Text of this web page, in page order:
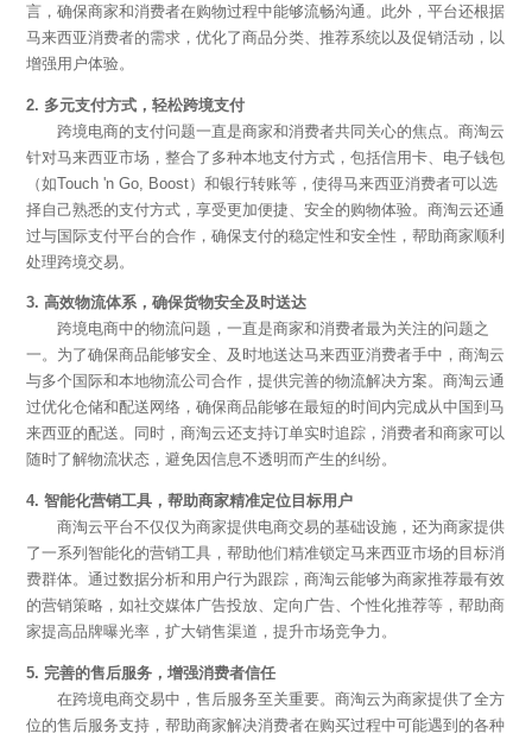
言，确保商家和消费者在购物过程中能够流畅沟通。此外，平台还根据
马来西亚消费者的需求，优化了商品分类、推荐系统以及促销活动，以
增强用户体验。
2. 多元支付方式，轻松跨境支付
跨境电商的支付问题一直是商家和消费者共同关心的焦点。商淘云
针对马来西亚市场，整合了多种本地支付方式，包括信用卡、电子钱包
（如Touch 'n Go, Boost）和银行转账等，使得马来西亚消费者可以选
择自己熟悉的支付方式，享受更加便捷、安全的购物体验。商淘云还通
过与国际支付平台的合作，确保支付的稳定性和安全性，帮助商家顺利
处理跨境交易。
3. 高效物流体系，确保货物安全及时送达
跨境电商中的物流问题，一直是商家和消费者最为关注的问题之
一。为了确保商品能够安全、及时地送达马来西亚消费者手中，商淘云
与多个国际和本地物流公司合作，提供完善的物流解决方案。商淘云通
过优化仓储和配送网络，确保商品能够在最短的时间内完成从中国到马
来西亚的配送。同时，商淘云还支持订单实时追踪，消费者和商家可以
随时了解物流状态，避免因信息不透明而产生的纠纷。
4. 智能化营销工具，帮助商家精准定位目标用户
商淘云平台不仅仅为商家提供电商交易的基础设施，还为商家提供
了一系列智能化的营销工具，帮助他们精准锁定马来西亚市场的目标消
费群体。通过数据分析和用户行为跟踪，商淘云能够为商家推荐最有效
的营销策略，如社交媒体广告投放、定向广告、个性化推荐等，帮助商
家提高品牌曝光率，扩大销售渠道，提升市场竞争力。
5. 完善的售后服务，增强消费者信任
在跨境电商交易中，售后服务至关重要。商淘云为商家提供了全方
位的售后服务支持，帮助商家解决消费者在购买过程中可能遇到的各种